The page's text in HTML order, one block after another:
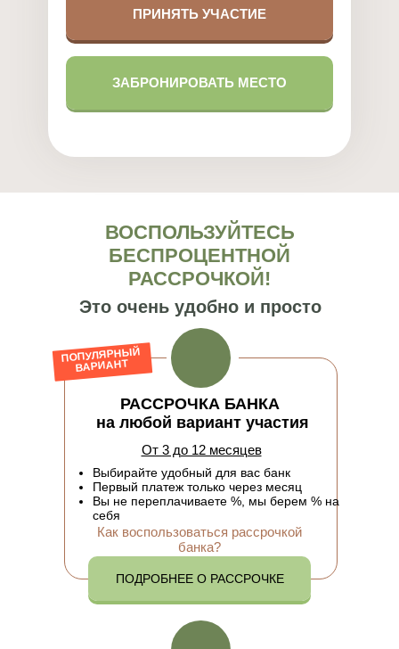
ЗАБРОНИРОВАТЬ МЕСТО
ПРИНЯТЬ УЧАСТИЕ
ВОСПОЛЬЗУЙТЕСЬ
БЕСПРОЦЕНТНОЙ
РАССРОЧКОЙ!
Это очень удобно и просто
РАССРОЧКА БАНКА
на любой вариант участия
Выбирайте удобный для вас банк
Первый платеж только через месяц
Вы не переплачиваете %, мы берем % на
себя
От 3 до 12 месяцев
Как воспользоваться рассрочкой
банка?
ПОПУЛЯРНЫЙ
ВАРИАНТ
ПОДРОБНЕЕ О РАССРОЧКЕ